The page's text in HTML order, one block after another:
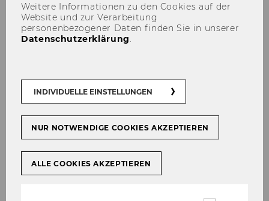
Evaluierung des Projektes
Das Pro­jekt „Ge­nuss in Fa­vo­ri­ten“ möch­te als
Prä­ven­ti­ons­pro­jekt
eine Sen­si­bi­li­sie­rung und ge­ziel­te Aus­
Weitere Informationen zu den Cookies auf der
Website und zur Verarbeitung
personenbezogener Daten finden Sie in unserer
Datenschutzerklärung
INDIVIDUELLE EINSTELLUNGEN
NUR NOTWENDIGE COOKIES AKZEPTIEREN
ALLE COOKIES AKZEPTIEREN